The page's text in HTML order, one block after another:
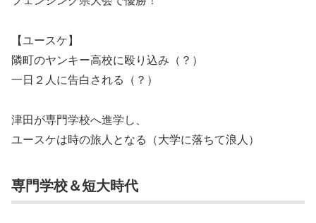
【ユースケ】
隣町のヤンキー高校に殴り込み（？）
一日２人に告白される（？）
津田が専門学校へ進学し、
ユースケは時の旅人となる（大学に落ちて浪人）
専門学校＆短大時代